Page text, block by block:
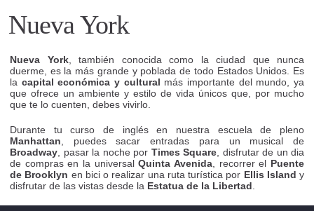
Nueva York
Nueva York, también conocida como la ciudad que nunca
duerme, es la más grande y poblada de todo Estados Unidos. Es
la capital económica y cultural más importante del mundo, ya
que ofrece un ambiente y estilo de vida únicos que, por mucho
que te lo cuenten, debes vivirlo.
Durante tu curso de inglés en nuestra escuela de pleno
Manhattan , puedes sacar entradas para un musical de
Broadway , pasar la noche por Times Square , disfrutar de un dia
de compras en la universalQuinta Avenida , recorrer el Puente
de Brooklyn en bici o realizar una ruta turística por Ellis Island y
disfrutar de las vistas desde la Estatua de la Libertad